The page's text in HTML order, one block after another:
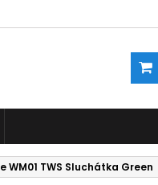
WM01 TWS Sluchátka Green